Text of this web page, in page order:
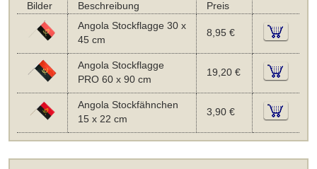
Bilder Beschreibung
Preis
Angola Stockflagge 30 x
45 cm
8,95 €
Angola Stockflagge
PRO 60 x 90 cm
19,20 €
Angola Stockfähnchen
15 x 22 cm
3,90 €